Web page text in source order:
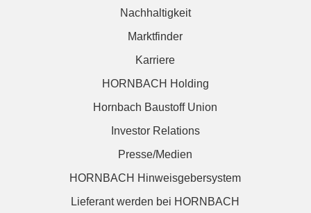
Nachhaltigkeit
Marktfinder
Karriere
HORNBACH Holding
Hornbach Baustoff Union
Investor Relations
Presse/Medien
HORNBACH Hinweisgebersystem
Lieferant werden bei HORNBACH